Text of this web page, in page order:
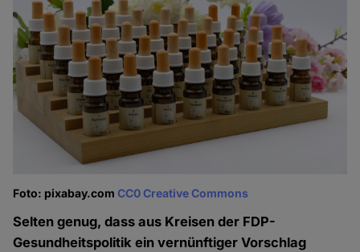
Foto: pixabay.comCC0 Creative Commons
Selten genug, dass aus Kreisen der FDP-
Gesundheitspolitik ein vernünftiger Vorschlag